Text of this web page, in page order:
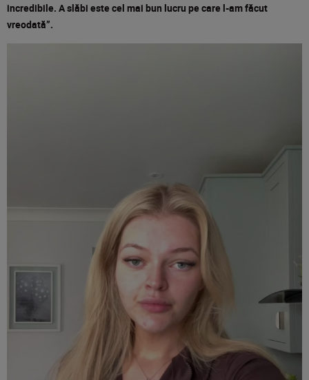
incredibile. A slăbi este cel mai bun lucru pe care l-am făcut
vreodată”.